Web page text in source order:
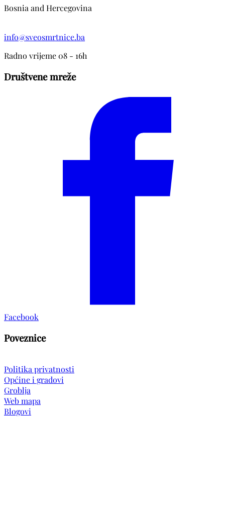
Bosnia and Hercegovina
info@sveosmrtnice.ba
Radno vrijeme 08 - 16h
Društvene mreže
Facebook
Poveznice
Politika privatnosti
Općine i gradovi
Groblja
Web mapa
Blogovi